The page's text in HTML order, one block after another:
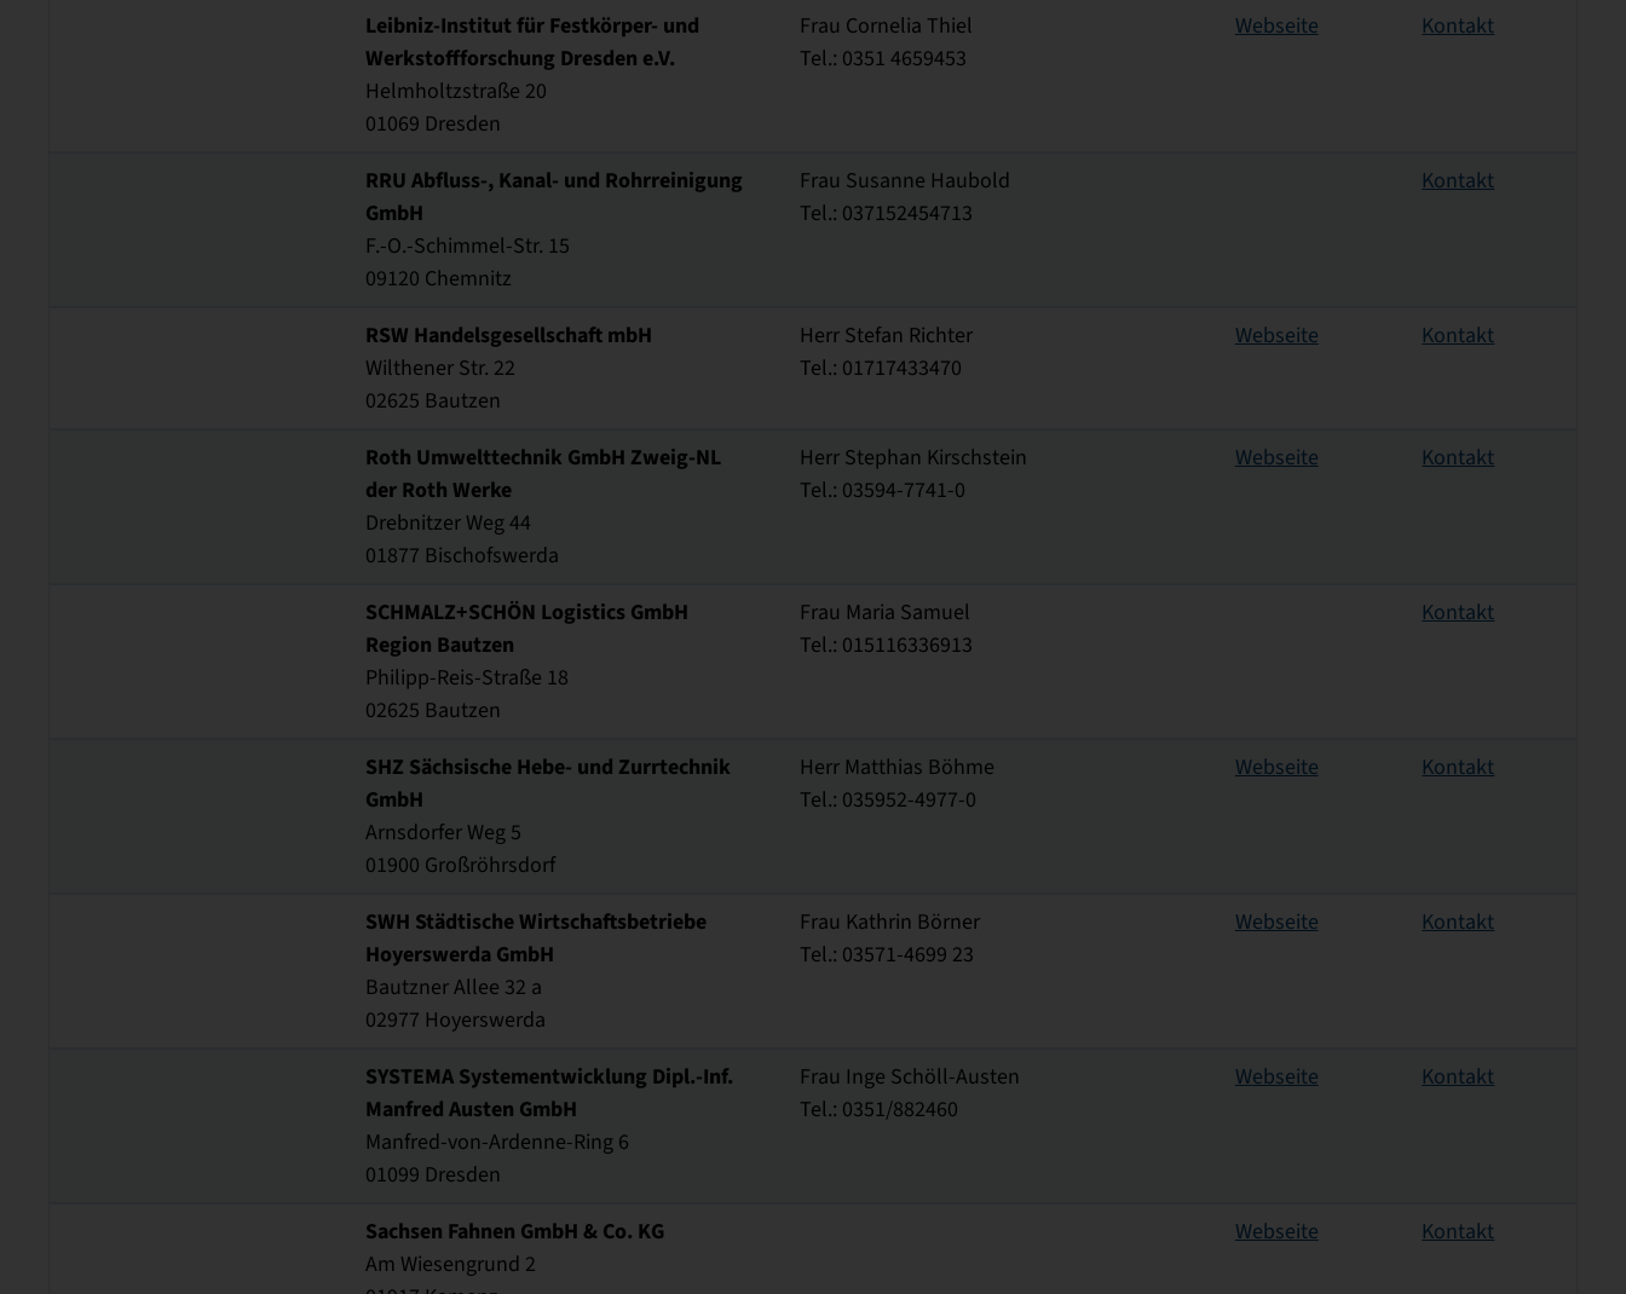
Leibniz-Institut für Festkörper- und
Werkstoffforschung Dresden e.V.
Helmholtzstraße 20
01069 Dresden
Frau Cornelia Thiel
Tel.: 0351 4659453
Webseite Kontakt
RRU Abfluss-, Kanal- und Rohrreinigung
GmbH
F.-O.-Schimmel-Str. 15
09120 Chemnitz
Frau Susanne Haubold
Tel.: 037152454713
Kontakt
RSW Handelsgesellschaft mbH
Wilthener Str. 22
02625 Bautzen
Herr Stefan Richter
Tel.: 01717433470
Webseite Kontakt
Roth Umwelttechnik GmbH Zweig-NL
der Roth Werke
Drebnitzer Weg 44
01877 Bischofswerda
Herr Stephan Kirschstein
Tel.: 03594-7741-0
Webseite Kontakt
SCHMALZ+SCHÖN Logistics GmbH
Region Bautzen
Philipp-Reis-Straße 18
02625 Bautzen
Frau Maria Samuel
Tel.: 015116336913
Kontakt
SHZ Sächsische Hebe- und Zurrtechnik
GmbH
Arnsdorfer Weg 5
01900 Großröhrsdorf
Herr Matthias Böhme
Tel.: 035952-4977-0
Webseite Kontakt
SWH Städtische Wirtschaftsbetriebe
Hoyerswerda GmbH
Bautzner Allee 32 a
02977 Hoyerswerda
Frau Kathrin Börner
Tel.: 03571-4699 23
Webseite Kontakt
SYSTEMA Systementwicklung Dipl.-Inf.
Manfred Austen GmbH
Manfred-von-Ardenne-Ring 6
01099 Dresden
Frau Inge Schöll-Austen
Tel.: 0351/882460
Webseite Kontakt
Sachsen Fahnen GmbH & Co. KG
Am Wiesengrund 2
Webseite Kontakt